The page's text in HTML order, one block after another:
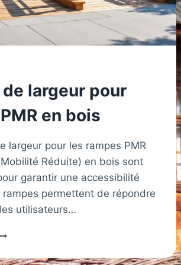
largeur pour
en bois
largeur pour les rampes PMR
Réduite) en bois sont
garantir une accessibilité
rampes permettent de répondre
utilisateurs…